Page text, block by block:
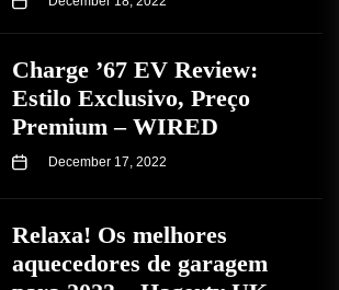
Charge ’67 EV Review:
Estilo Exclusivo, Preço
Premium – WIRED
December 17, 2022
Relaxa! Os melhores
aquecedores de garagem